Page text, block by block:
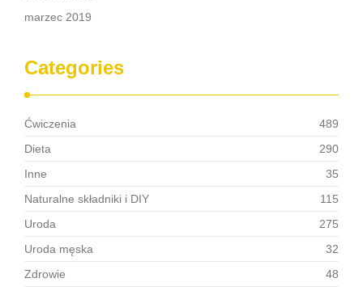
marzec 2019
Categories
Ćwiczenia
489
Dieta
290
Inne
35
Naturalne składniki i DIY
115
Uroda
275
Uroda męska
32
Zdrowie
48